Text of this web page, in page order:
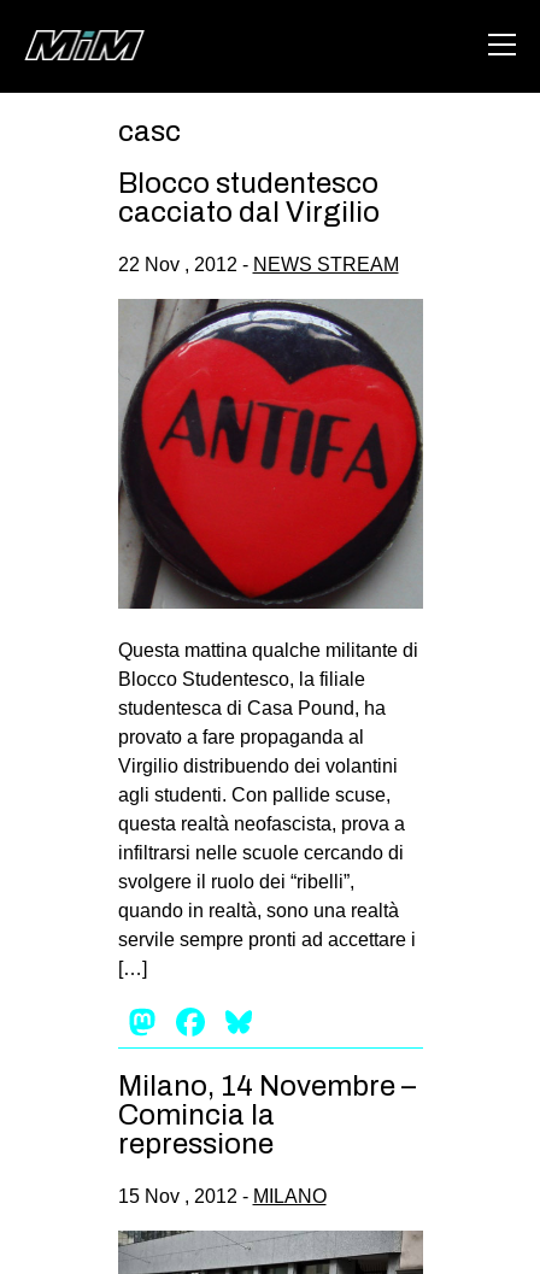
ABOUT
AREA
DEGENERAZIONE
GAZA FREESTYLE
CSOA LAMBRETTA
MSM
STUDENTI TSUNAMI
MOBILITAZIONI
SPORT POPOLARE
AMBIENTE
ANTIFASCISMO
DIRITTO ALL’ABITARE
GENERI
MIGRAZIONI
REPRESSIONE
STUDENTI
CULTURE
ARTE
CINEMA
MANIFESTI
MUSICA
casc
Blocco studentesco
cacciato dal Virgilio
22 Nov , 2012 - NEWS STREAM
Questa mattina qualche militante di
Blocco Studentesco, la filiale
studentesca di Casa Pound, ha
provato a fare propaganda al
Virgilio distribuendo dei volantini
agli studenti. Con pallide scuse,
questa realtà neofascista, prova a
infiltrarsi nelle scuole cercando di
svolgere il ruolo dei “ribelli”,
quando in realtà, sono una realtà
servile sempre pronti ad accettare i
[…]
Mastodon
Facebook
Milano, 14 Novembre –
Comincia la
repressione
15 Nov , 2012 - MILANO